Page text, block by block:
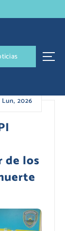
ticias
2026
de los